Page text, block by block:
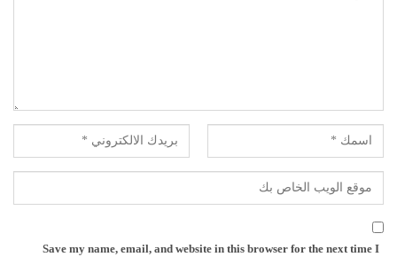
Save my name, email, and website in this browser for the next time I